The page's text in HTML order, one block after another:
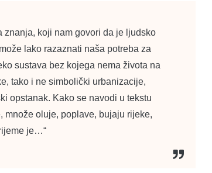
koji nam govori da je ljudsko
lako razaznati naša potreba za
sustava bez kojega nema života na
tako i ne simbolički urbanizacije,
opstanak. Kako se navodi u tekstu
množe oluje, poplave, bujaju rijeke,
je…“